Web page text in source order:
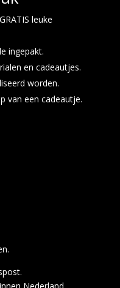
leuke
ingepakt.
en cadeautjes.
worden.
van een cadeautje.